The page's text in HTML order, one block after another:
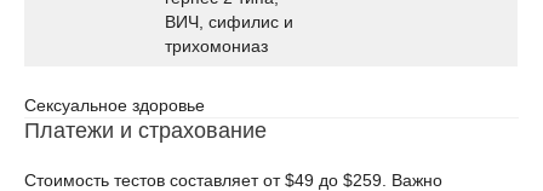
ВИЧ, сифилис и
трихомониаз
Сексуальное здоровье
Платежи и страхование
Стоимость тестов составляет от $49 до $259. Важно